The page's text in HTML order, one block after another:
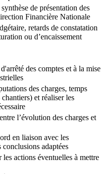
de présentation des
Financière Nationale
retards de constatation
ou d’encaissement
des comptes et à la mise
des charges, temps
et réaliser les
l’évolution des charges et
en liaison avec les
adaptées
actions éventuelles à mettre